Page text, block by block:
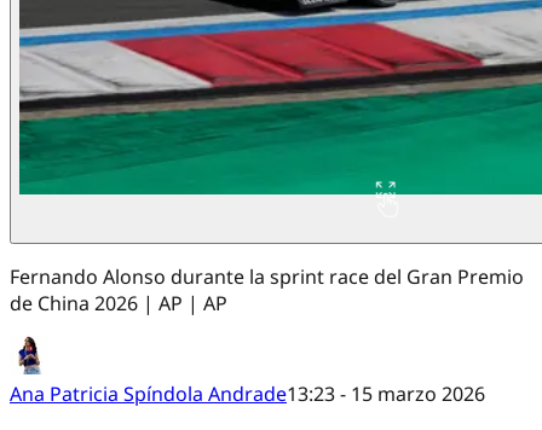
Fernando Alonso durante la sprint race del Gran Premio
de China 2026 | AP | AP
Ana Patricia Spíndola Andrade13:23 - 15 marzo 2026